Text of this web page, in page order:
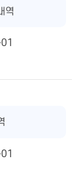
역